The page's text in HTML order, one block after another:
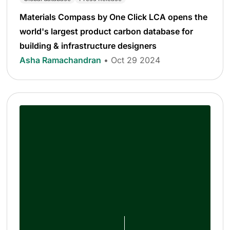
Materials Compass by One Click LCA opens the
world's largest product carbon database for
building & infrastructure designers
Asha Ramachandran • Oct 29 2024